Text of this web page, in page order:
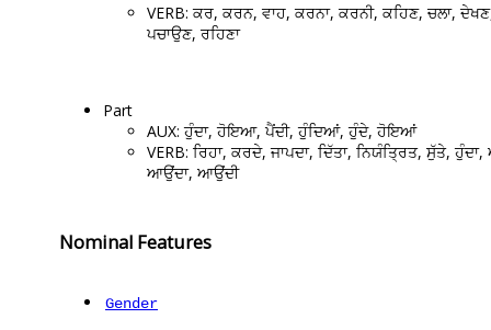
VERB: ਕਰ, ਕਰਨ, ਵਾਹ, ਕਰਨਾ, ਕਰਨੀ, ਕਹਿਣ, ਚਲਾ,
ਪਚਾਉਣ, ਰਹਿਣਾ
Part
AUX: ਹੁੰਦਾ, ਹੋਇਆ, ਪੈਂਦੀ, ਹੁੰਦਿਆਂ, ਹੁੰਦੇ, ਹੋਇਆਂ
VERB: ਰਿਹਾ, ਕਰਦੇ, ਜਾਪਦਾ, ਦਿੱਤਾ, ਨਿਯੰਤ੍ਰਿਤ, ਸੁੱਤੇ,
ਆਉਂਦਾ, ਆਉਂਦੀ
Nominal Features
Gender